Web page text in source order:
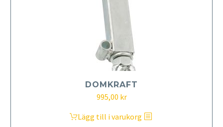
DOMKRAFT
995,00 kr
Lägg till i varukorg